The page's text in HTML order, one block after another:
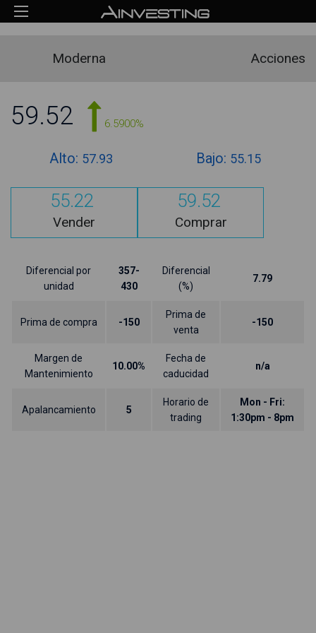
Moderna Acciones
59.52 6.5900%
Alto: 57.93 Bajo: 55.15
55.22
Vender
59.52
Comprar
Diferencial por
unidad
357-
430
Diferencial
(%)
7.79
Prima de compra -150
Prima de
venta
-150
Margen de
Mantenimiento
10.00%
Fecha de
caducidad
n/a
Apalancamiento 5
Horario de
trading
Mon - Fri:
1:30pm - 8pm